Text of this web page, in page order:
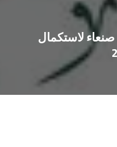
لاستكمال